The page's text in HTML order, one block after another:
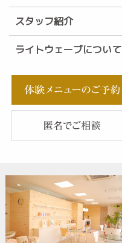
スタッフ紹介
ライトウェーブについて